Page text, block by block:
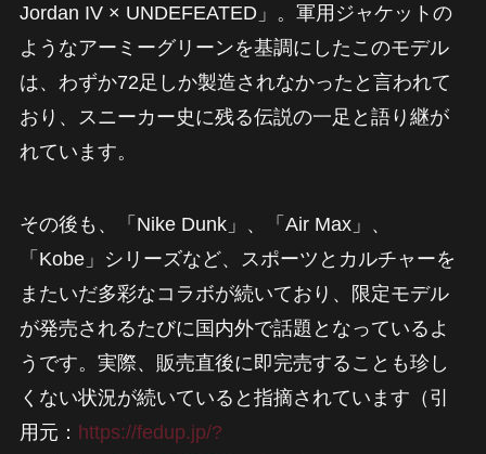
Jordan IV × UNDEFEATED」。軍用ジャケットの
ようなアーミーグリーンを基調にしたこのモデル
は、わずか72足しか製造されなかったと言われて
おり、スニーカー史に残る伝説の一足と語り継が
れています。
その後も、「Nike Dunk」、「Air Max」、
「Kobe」シリーズなど、スポーツとカルチャーを
またいだ多彩なコラボが続いており、限定モデル
が発売されるたびに国内外で話題となっているよ
うです。実際、販売直後に即完売することも珍し
くない状況が続いていると指摘されています（引
用元： https://fedup.jp/?